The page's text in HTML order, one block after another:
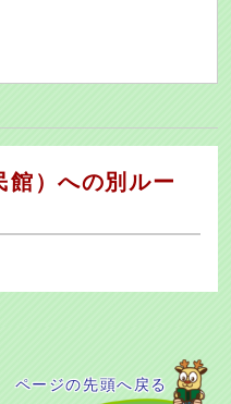
館）への別ルー
ページの先頭へ戻る